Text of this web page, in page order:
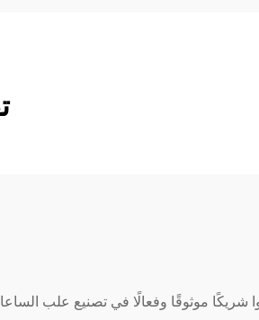
شريكًا موثوقًا وفعالًا في تصنيع علب